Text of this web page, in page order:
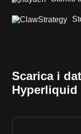
Scarica i
Hyperliquid